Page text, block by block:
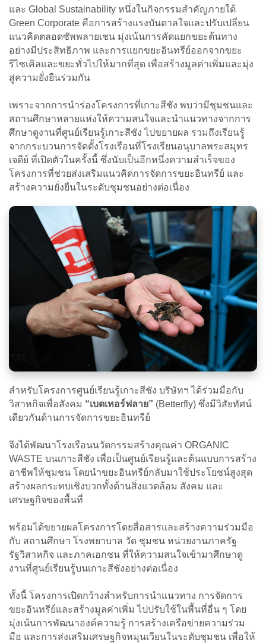
และ Global Sustainability หนึ่งในกิจกรรมสำคัญภายใต้
Green Corporate คือการสร้างแรงบันดาลใจและปรับเปลี่ยน
แนวคิดตลอดซัพพลายเชน มุ่งเน้นการคัดแยกขยะต้นทาง
อย่างมีประสิทธิภาพ และการแยกขยะอินทรีย์ออกจากขยะ
รีไซเคิลและขยะทั่วไปให้มากที่สุด เพื่อสร้างมูลค่าเพิ่มและมุ่ง
สู่ความยั่งยืนร่วมกัน
เพราะจากการนำร่องโครงการที่เกาะสีชัง พบว่ามีชุมชนและ
สถานศึกษาหลายแห่งให้ความสนใจและนำแนวทางจากการ
ศึกษาดูงานที่ศูนย์เรียนรู้เกาะสีชัง ไปขยายผล รวมถึงเรียนรู้
จากกระบวนการจัดตั้งโรงเรือนที่โรงเรียนอนุบาลพระสมุทร
เจดีย์ ที่เปิดตัวในครั้งนี้ ซึ่งนับเป็นอีกหนึ่งความสำเร็จของ
โครงการที่ช่วยส่งเสริมแนวคิดการจัดการขยะอินทรีย์ และ
สร้างความยั่งยืนในระดับชุมชนอย่างต่อเนื่อง
สำหรับโครงการศูนย์เรียนรู้เกาะสีชัง บริษัทฯ ได้ร่วมมือกับ
วิสาหกิจเพื่อสังคม “เบตเทอร์ฟลาย” (Betterfly) ซึ่งมีวิสัยทัศน์
เดียวกันด้านการจัดการขยะอินทรีย์
จึงได้พัฒนาโรงเรือนนวัตกรรมสร้างคุณค่า ORGANIC
WASTE บนเกาะสีชัง เพื่อเป็นศูนย์เรียนรู้และต้นแบบการสร้าง
อาชีพให้ชุมชน โดยนำขยะอินทรีย์กลับมาใช้ประโยชน์สูงสุด
สร้างผลกระทบเชิงบวกทั้งด้านสิ่งแวดล้อม สังคม และ
เศรษฐกิจของพื้นที่
พร้อมได้ขยายผลโครงการโดยสื่อสารและสร้างความร่วมมือ
กับ สถานศึกษา โรงพยาบาล วัด ชุมชน หน่วยงานภาครัฐ
รัฐวิสาหกิจ และภาคเอกชน ที่ให้ความสนใจเข้ามาศึกษาดู
งานที่ศูนย์เรียนรู้บนเกาะสีชังอย่างต่อเนื่อง
ทั้งนี้ โครงการเปิดกว้างสำหรับการนำแนวทาง การจัดการ
ขยะอินทรีย์และสร้างมูลค่าเพิ่ม ไปปรับใช้ในพื้นที่อื่น ๆ โดย
มุ่งเน้นการพัฒนาองค์ความรู้ การสร้างเครือข่ายความร่วม
มือ และการส่งเสริมเศรษฐกิจหมุนเวียนในระดับชุมชน เพื่อให้